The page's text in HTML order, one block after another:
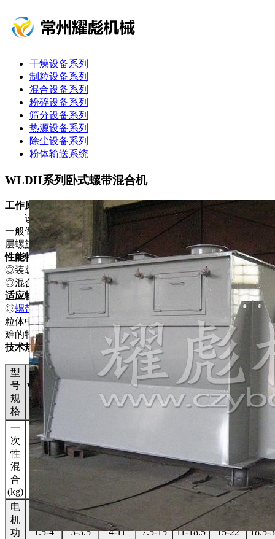
干燥设备系列
制粒设备系列
混合设备系列
粉碎设备系列
筛分设备系列
热源设备系列
除尘设备系列
粉体输送系统
WLDH系列卧式螺带混合机
工作原理
该机型由容器、螺旋搅拌叶片和传动部件组成：螺旋叶片
一般做成双层或三层，外层螺旋将物料从两侧向中央汇集，内
层螺旋将物料从中央两侧输送，形成对流混合。
性能特点
◎装载系数大、设备占地面积小：
◎混合粘性或具有凝聚性的物料时，清洗困难。
适应物料
◎螺带混合机
一般用于粘性或有凝聚性的粉粒体的混合以及粉
粒体中添加液体及糊状物料的混合，同时由于粘性物料清洗困
难的特点，适用于产量大、不经常更换品种的场合混合。
技术规格
型
号
规
格
WLDH-
0.1
WLDH-
0.5
WLDH-
1
WLDH-
1.5
WLDH-
2
3
一
次
性
混
合
(kg)
30-50 100-150 200-300 400-600 600-900
800-
1200
1800
电
机
功
1.5-4 3-3.5 4-11 7.5-15 11-18.5 15-22 18.5-